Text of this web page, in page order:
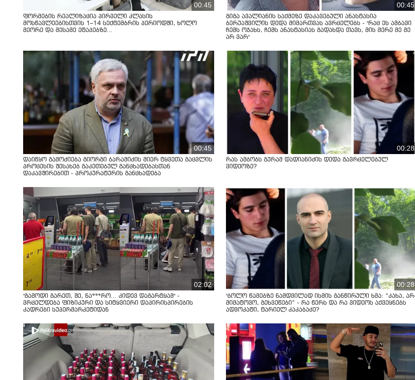
00:45
ფორმების რეალიზაცია პირველი კლასის
მოსწავლეებისთვის 1–14 სექტემბრის პერიოდში, ხოლო
მეორე და მესამე ეტაპებზე...
00:45
გიგა ავალიანის საქმეზე დაკავებული ანასტასია
ბერუაშვილის დედა მიმართვას ავრცელებს - "რაც ეს ამბავი
ჩემს ოჯახს, ჩემს ანასტასიას გადახდა თავს, მის მერე მე მე
არ ვარ"
00:45
დაიწყო გამოძიება გიორგი ბარამიძის მიერ ტყვეთა გაცვლის
პროცესის შესახებ გაკეთებულ განცხადებასთან
დაკავშირებით - პროკურატურის განცხადება
00:28
რას ამბობს გურამ დადიანიძის დედა გავრცელებულ
ვიდეოზე?
02:02
"გამოდი გარეთ, შე, ნა***რო... კიდევ დაგარტყამ" -
ვრცელდება ფიზიკური და სიტყვიერი დაპირისპირების
კადრები სუპერმარკეტიდან
00:28
"ბოლო წამებზე ნამდვილად ისმის განწირული ხმა: “კახა, არ
მიმატოვო, გეხვეწები” - რა წერს და რა ვიდეოს აქვეყნებს
ადვოკატი, ტარიელ კაკაბაძე?